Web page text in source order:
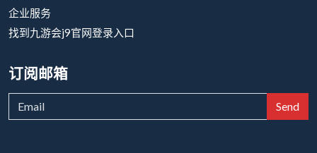
企业服务
找到九游会j9官网登录入口
订阅邮箱
Send